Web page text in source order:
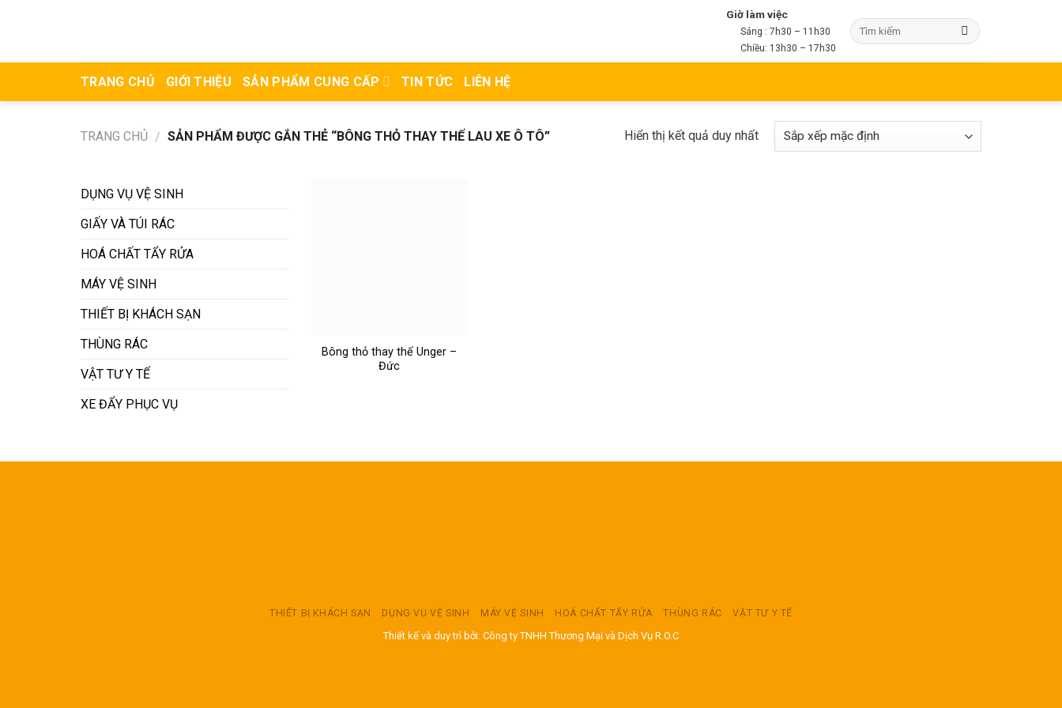
Giờ làm việc
Sáng : 7h30 – 11h30
Chiều: 13h30 – 17h30
TRANG CHỦ GIỚI THIỆU SẢN PHẨM CUNG CẤP TIN TỨC LIÊN HỆ
TRANG CHỦ / SẢN PHẨM ĐƯỢC GẮN THẺ “BÔNG THỎ THAY THẾ LAU XE Ô TÔ” Hiển thị kết quả duy nhất
DỤNG VỤ VỆ SINH
GIẤY VÀ TÚI RÁC
HOÁ CHẤT TẨY RỬA
MÁY VỆ SINH
THIẾT BỊ KHÁCH SẠN
THÙNG RÁC
VẬT TƯ Y TẾ
XE ĐẨY PHỤC VỤ
Bông thỏ thay thế Unger –
Đức
THIẾT BỊ KHÁCH SẠN DỤNG VỤ VỆ SINH MÁY VỆ SINH HOÁ CHẤT TẨY RỬA THÙNG RÁC VẬT TƯ Y TẾ
Thiết kế và duy trì bởi: Công ty TNHH Thương Mại và Dịch Vụ R.O.C